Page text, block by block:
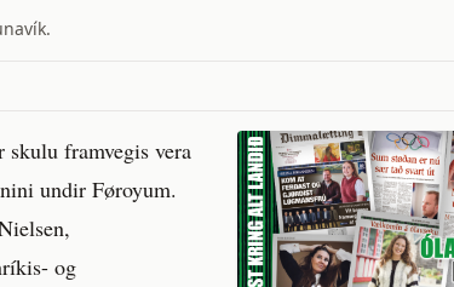
framvegis vera
undir Føroyum.
og